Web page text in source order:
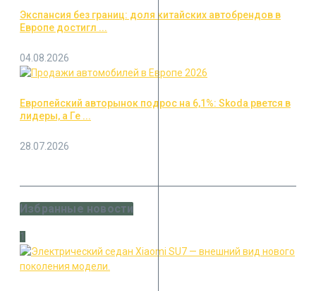
Экспансия без границ: доля китайских автобрендов в
Европе достигл ...
04.08.2026
Европейский авторынок подрос на 6,1%: Skoda рвется в
лидеры, а Ге ...
28.07.2026
Избранные новости
1